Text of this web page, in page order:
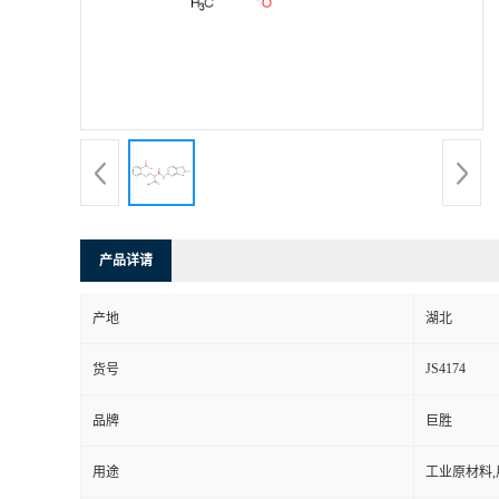
产品详请
产地 湖北
货号 JS4174
品牌 巨胜
用途 工业原材料